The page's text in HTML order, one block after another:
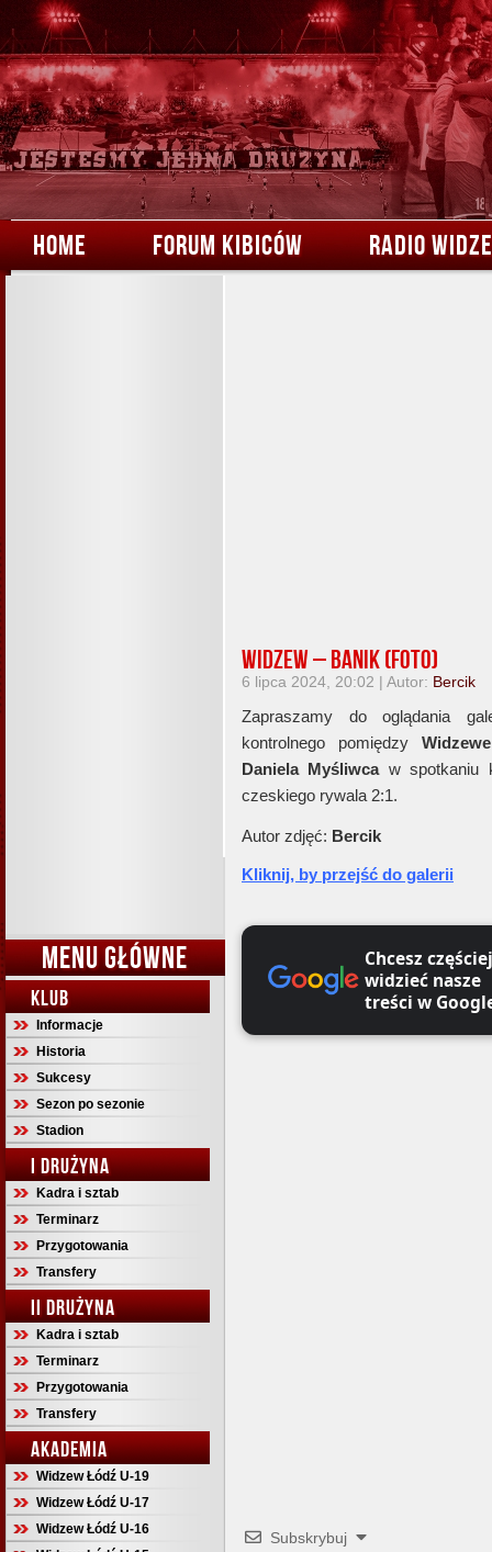
HOME FORUM KIBICÓW RADIO
MENU GŁÓWNE
KLUB
Informacje
Historia
Sukcesy
Sezon po sezonie
Stadion
I DRUŻYNA
Kadra i sztab
Terminarz
Przygotowania
Transfery
II DRUŻYNA
Kadra i sztab
Terminarz
Przygotowania
Transfery
AKADEMIA
Widzew Łódź U-19
Widzew Łódź U-17
Widzew Łódź U-16
Widzew – Banik (foto)
6 lipca 2024, 20:02 | Autor: Bercik
Zapraszamy do oglądania
kontrolnego pomiędzy
Daniela Myśliwcaw spotkaniu
czeskiego rywala 2:1.
Autor zdjęć: Bercik
Kliknij, by przejść do galerii
Chcesz częściej
widzieć nasze
treści w
Subskrybuj